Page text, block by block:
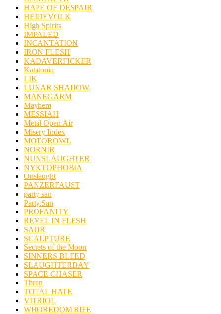
HAPE OF DESPAIR
HEIDEVOLK
High Spirits
IMPALED
INCANTATION
IRON FLESH
KADAVERFICKER
Katatonia
LIK
LUNAR SHADOW
MANEGARM
Mayhem
MESSIAH
Metal Open Air
Misery Index
MOTOROWL
NORNIR
NUNSLAUGHTER
NYKTOPHOBIA
Onslaught
PANZERFAUST
party san
Party.San
PROFANITY
REVEL IN FLESH
SAOR
SCALPTURE
Secrets of the Moon
SINNERS BLEED
SLAUGHTERDAY
SPACE CHASER
Thron
TOTAL HATE
VITRIOL
WHOREDOM RIFE